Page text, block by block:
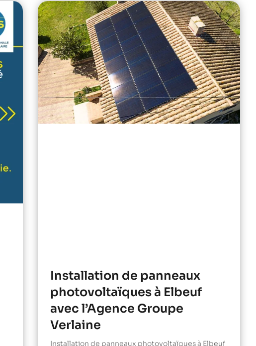
Installation de panneaux
photovoltaïques à Elbeuf
avec l’Agence Groupe
Verlaine
Installation de panneaux photovoltaïques à Elbeuf